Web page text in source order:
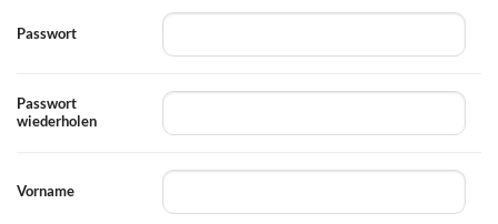
Passwort
Passwort
wiederholen
Vorname